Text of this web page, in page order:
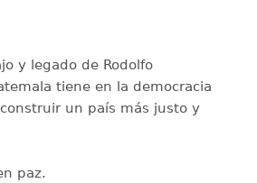
y legado de Rodolfo
tiene en la democracia
un país más justo y
paz.